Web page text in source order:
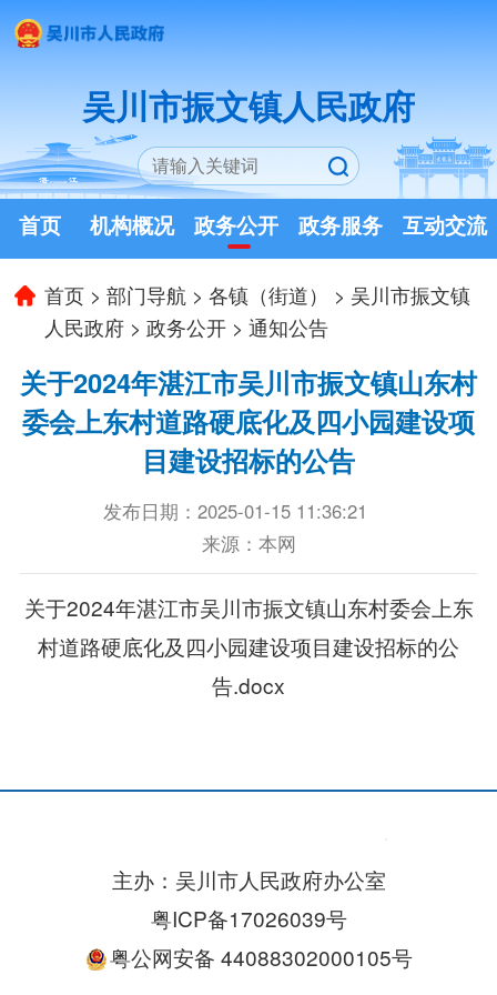
吴川市振文镇人民政府
首页 机构概况 政务公开 政务服务 互动交流
首页 >部门导航 >各镇（街道） > 吴川市振文镇
人民政府 >政务公开 >通知公告
关于2024年湛江市吴川市振文镇山东村
委会上东村道路硬底化及四小园建设项
目建设招标的公告
发布日期：2025-01-15 11:36:21
来源：本网
关于2024年湛江市吴川市振文镇山东村委会上东
村道路硬底化及四小园建设项目建设招标的公
告.docx
主办：吴川市人民政府办公室
粤ICP备17026039号
粤公网安备 44088302000105号